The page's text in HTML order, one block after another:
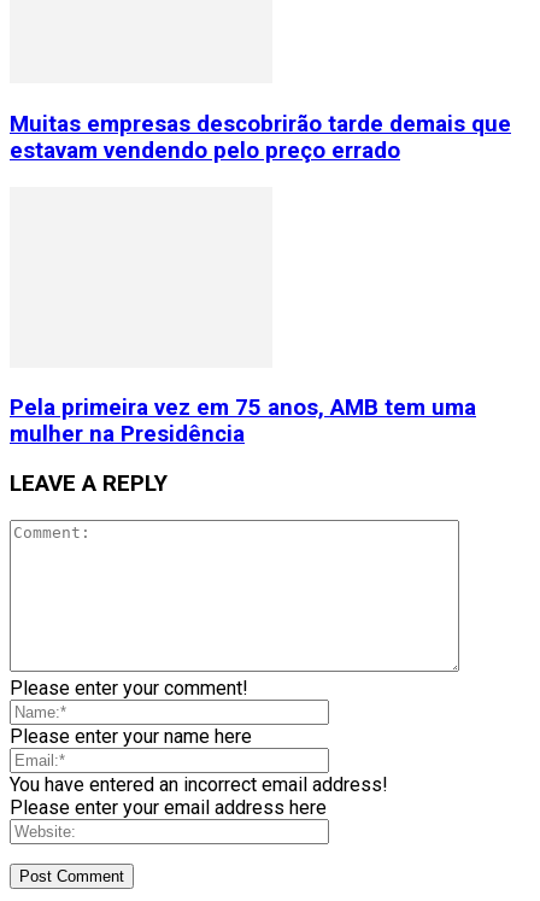
Muitas empresas descobrirão tarde demais que
estavam vendendo pelo preço errado
Pela primeira vez em 75 anos, AMB tem uma
mulher na Presidência
LEAVE A REPLY
Please enter your comment!
Please enter your name here
You have entered an incorrect email address!
Please enter your email address here